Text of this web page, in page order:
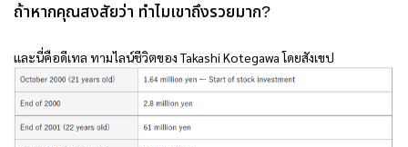
ถ้าหากคุณสงสัยว่า ทำไมเขาถึงรวยมาก?
และนี่คือดีเทล ทามไลน์ชีวิตของ Takashi Kotegawa โดยสังเขป